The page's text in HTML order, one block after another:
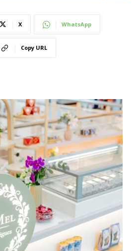
X WhatsApp
Copy URL